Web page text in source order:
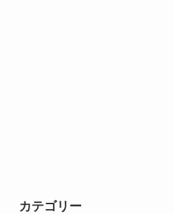
カテゴリー